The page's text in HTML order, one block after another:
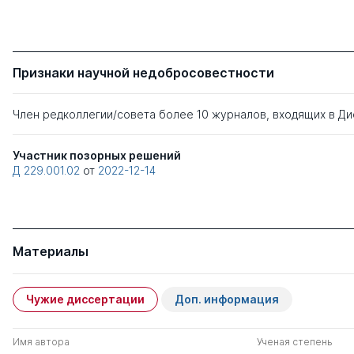
Признаки научной недобросовестности
Член редколлегии/совета более 10 журналов, входящих в
Участник позорных решений
Д 229.001.02 от 2022-12-14
Материалы
Чужие диссертации Доп. информация
Имя автора Ученая степень